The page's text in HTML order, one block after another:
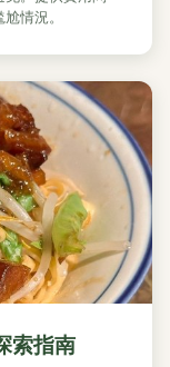
情況。
索指南